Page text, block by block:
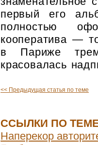
первый его
полностью
кооператива —
в Париже
красовалась
<< Предыдущая статья по теме
ССЫЛКИ ПО
Наперекор